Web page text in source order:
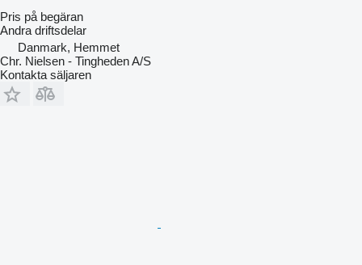
Pris på begäran
Andra driftsdelar
Danmark, Hemmet
Chr. Nielsen - Tingheden A/S
Kontakta säljaren